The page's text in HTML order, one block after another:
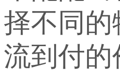
择不同
流到付